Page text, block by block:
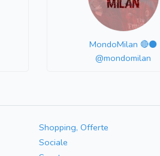
MondoMilan 🔴⚫️
@mondomilan
Shopping, Offerte
Sociale